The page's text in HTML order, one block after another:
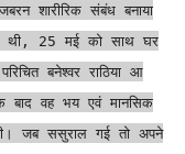
शारीरिक संबंध बनाया
थी, 25 मई को साथ घर
बनेश्वर राठिया आ
बाद वह भय एवं मानसिक
जब ससुराल गई तो अपने